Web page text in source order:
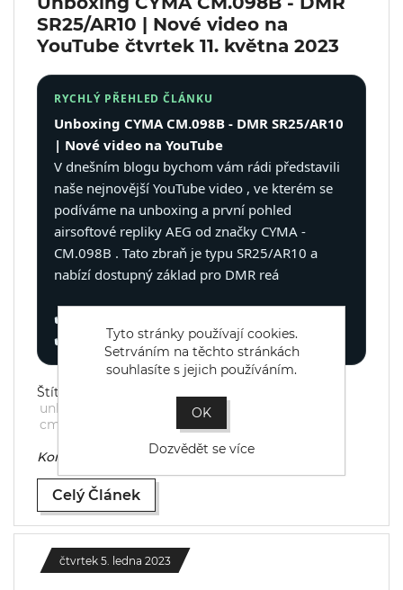
SR25/AR10 | Nové video na
YouTube čtvrtek 11. května 2023
RYCHLÝ PŘEHLED ČLÁNKU
Unboxing CYMA CM.098B - DMR SR25/AR10
| Nové video na YouTube
V dnešním blogu bychom vám rádi představili
naše nejnovější YouTube video , ve kterém se
podíváme na unboxing a první pohled
airsoftové repliky AEG od značky CYMA -
CM.098B . Tato zbraň je typu SR25/AR10 a
nabízí dostupný základ pro DMR reá
✔️ Rychlý přehled
✔️ Kam v katalogu pokračovat
Štítky:
unboxing
sr25/ar10
cm098b
Komentáře (0)
Celý Článek
čtvrtek 5. ledna 2023
Tyto stránky používají cookies.
Setrváním na těchto stránkách
souhlasíte s jejich používáním.
OK
Dozvědět se více